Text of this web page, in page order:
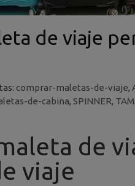
de viaje
comprar-maletas-de-viaje,
de-cabina, SPINNER,
de
viaje